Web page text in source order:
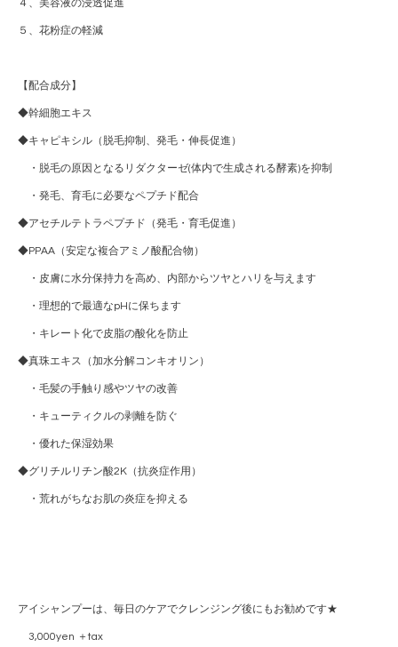
４、美容液の浸透促進
５、花粉症の軽減
【配合成分】
◆幹細胞エキス
◆キャピキシル（脱毛抑制、発毛・伸長促進）
・脱毛の原因となるリダクターゼ(体内で生成される酵素)を抑制
・発毛、育毛に必要なペプチド配合
◆アセチルテトラペプチド（発毛・育毛促進）
◆PPAA（安定な複合アミノ酸配合物）
・皮膚に水分保持力を高め、内部からツヤとハリを与えます
・理想的で最適なpHに保ちます
・キレート化で皮脂の酸化を防止
◆真珠エキス（加水分解コンキオリン）
・毛髪の手触り感やツヤの改善
・キューティクルの剥離を防ぐ
・優れた保湿効果
◆グリチルリチン酸2K（抗炎症作用）
・荒れがちなお肌の炎症を抑える
アイシャンプーは、毎日のケアでクレンジング後にもお勧めです★
3,000yen ＋tax